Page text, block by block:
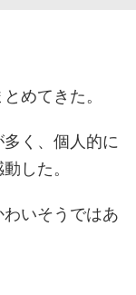
めてきた。
く、個人的に
した。
いそうではあ